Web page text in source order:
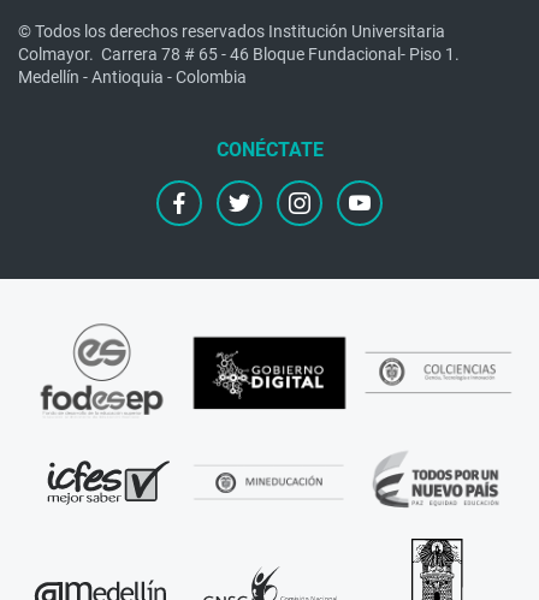
© Todos los derechos reservados Institución Universitaria
Colmayor. Carrera 78 # 65 - 46 Bloque Fundacional- Piso 1.
Medellín - Antioquia - Colombia
facebooktwitter instagramyoutube